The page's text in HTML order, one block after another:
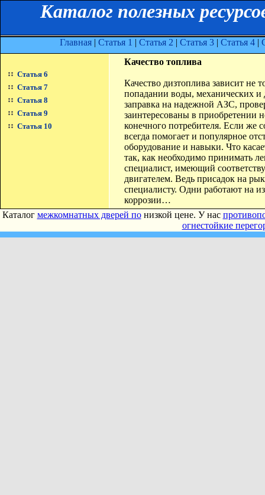
Каталог полезных
Главная | Статья 1 | Статья 2 | Статья 3 | Статья 4 |
Статья 6
Статья 7
Статья 8
Статья 9
Статья 10
Качество топлива
Качество дизтоплива зависит не
попадании воды, механических и
заправка на надежной АЗС,
заинтересованы в приобретении
конечного потребителя. Если же
всегда помогает и популярное
оборудование и навыки. Что
так, как необходимо принимать
специалист, имеющий
двигателем. Ведь присадок на
специалисту. Одни работают на
коррозии…
Каталог межкомнатных дверей понизкой цене. У нас
огнестойкие